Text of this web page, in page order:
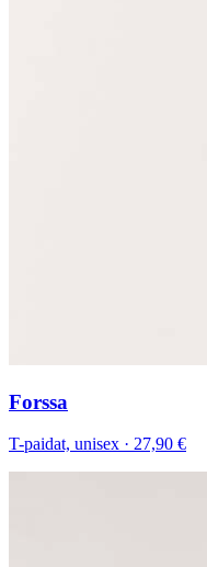
Forssa
T-paidat, unisex · 27,90 €